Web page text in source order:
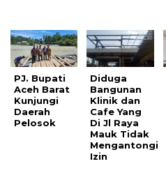
PJ. Bupati
Aceh Barat
Kunjungi
Daerah
Pelosok
Diduga
Bangunan
Klinik dan
Cafe Yang
Di Jl Raya
Mauk Tidak
Mengantongi
Izin